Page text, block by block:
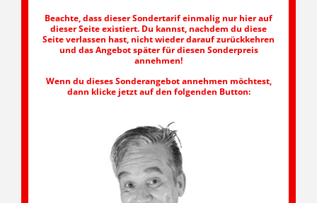
Beachte, dass dieser Sondertarif einmalig nur hier auf
dieser Seite existiert. Du kannst, nachdem du diese
Seite verlassen hast, nicht wieder darauf zurückkehren
und das Angebot später für diesen Sonderpreis
annehmen!
Wenn du dieses Sonderangebot annehmen möchtest,
dann klicke jetzt auf den folgenden Button: